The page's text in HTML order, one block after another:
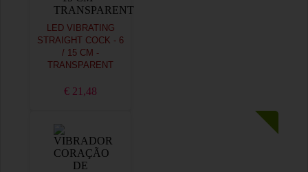
LED VIBRATING
STRAIGHT COCK - 6
/ 15 CM -
TRANSPARENT
€ 21,48